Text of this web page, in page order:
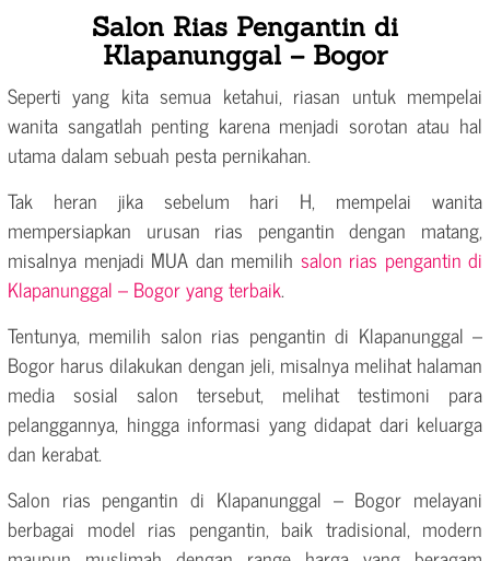
Salon Rias Pengantin di
Klapanunggal – Bogor
Seperti yang kita semua ketahui, riasan untuk mempelai
wanita sangatlah penting karena menjadi sorotan atau hal
utama dalam sebuah pesta pernikahan.
Tak heran jika sebelum hari H, mempelai wanita
mempersiapkan urusan rias pengantin dengan matang,
misalnya menjadi MUA dan memilih salon rias pengantin di
Klapanunggal – Bogor yang terbaik.
Tentunya, memilih salon rias pengantin di Klapanunggal –
Bogor harus dilakukan dengan jeli, misalnya melihat halaman
media sosial salon tersebut, melihat testimoni para
pelanggannya, hingga informasi yang didapat dari keluarga
dan kerabat.
Salon rias pengantin di Klapanunggal – Bogor melayani
berbagai model rias pengantin, baik tradisional, modern